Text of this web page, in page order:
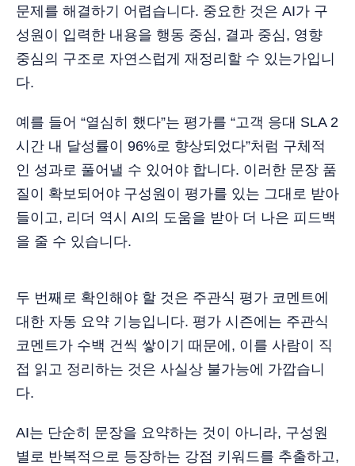
문제를 해결하기 어렵습니다. 중요한 것은 AI가 구
성원이 입력한 내용을 행동 중심, 결과 중심, 영향
중심의 구조로 자연스럽게 재정리할 수 있는가입니
다.
예를 들어 “열심히 했다”는 평가를 “고객 응대 SLA 2
시간 내 달성률이 96%로 향상되었다”처럼 구체적
인 성과로 풀어낼 수 있어야 합니다. 이러한 문장 품
질이 확보되어야 구성원이 평가를 있는 그대로 받아
들이고, 리더 역시 AI의 도움을 받아 더 나은 피드백
을 줄 수 있습니다.
두 번째로 확인해야 할 것은 주관식 평가 코멘트에
대한 자동 요약 기능입니다. 평가 시즌에는 주관식
코멘트가 수백 건씩 쌓이기 때문에, 이를 사람이 직
접 읽고 정리하는 것은 사실상 불가능에 가깝습니
다.
AI는 단순히 문장을 요약하는 것이 아니라, 구성원
별로 반복적으로 등장하는 강점 키워드를 추출하고,